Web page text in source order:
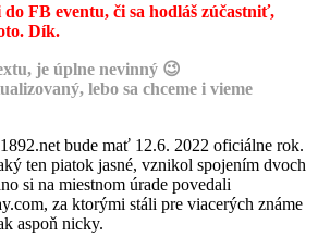
do FB eventu, či sa hodláš zúčastniť,
Dík.
je úplne nevinný 😉
lebo sa chceme i vieme
bude mať 12.6. 2022 oficiálne rok.
ten piatok jasné, vznikol spojením dvoch
si na miestnom úrade povedali
za ktorými stáli pre viacerých známe
aspoň nicky.